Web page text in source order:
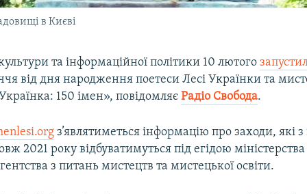
в Києві
та інформаційної політики 10 лютого
від дня народження поетеси Лесі Українки та
150 імен», повідомляєРадіо Свобода.
з’являтиметься інформацію про заходи, які
2021 року відбуватимуться під егідою міністерства
з питань мистецтв та мистецької освіти.